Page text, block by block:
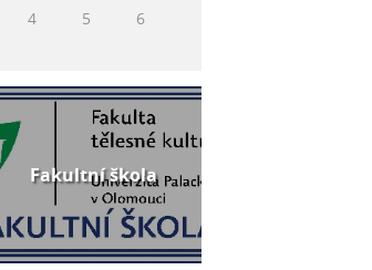
4 5 6
Fakultní škola